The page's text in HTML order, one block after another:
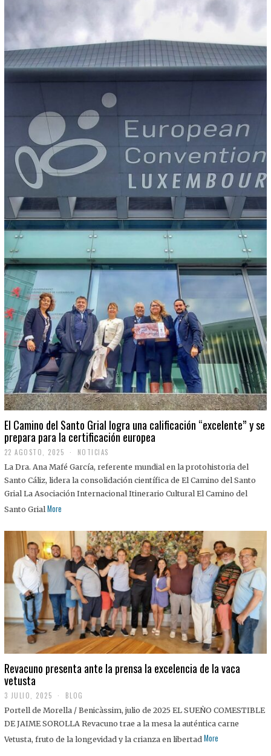
El Camino del Santo Grial logra una calificación “excelente” y se
prepara para la certificación europea
22 AGOSTO, 2025
2
A
G
O
S
2
5
NOTICIAS
La Dra. Ana Mafé García, referente mundial en la protohistoria del
Santo Cáliz, lidera la consolidación científica de El Camino del Santo
Grial La Asociación Internacional Itinerario Cultural El Camino del
Santo Grial More
Revacuno presenta ante la prensa la excelencia de la vaca
vetusta
3 JULIO, 2025
J
U
I
BLOG
Portell de Morella / Benicàssim, julio de 2025 EL SUEÑO COMESTIBLE
DE JAIME SOROLLA Revacuno trae a la mesa la auténtica carne
Vetusta, fruto de la longevidad y la crianza en libertad More